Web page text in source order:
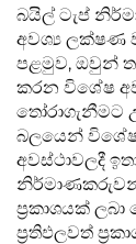
බයිල් ටැප්
අවශ්‍ය ලක්ෂණ
පළමුව, ඔවුන්
කරන විශේෂ
තෝරාගැනීමට
බලයෙන්
අවස්ථාවලදී
නිර්මාණකරුවන්
ප්‍රකාශයක්
ප්‍රතිඵලවත්